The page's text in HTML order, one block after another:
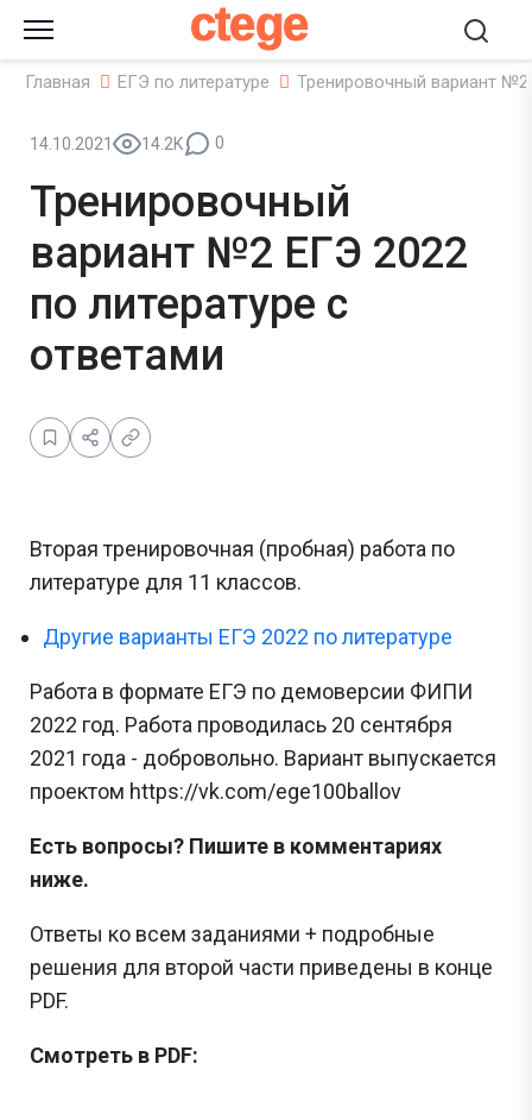
ctege
Главная ЕГЭ по литературе Тренировочный вариант №2
14.10.2021 14.2K 0
Тренировочный
вариант №2 ЕГЭ 2022
по литературе с
ответами
Вторая тренировочная (пробная) работа по
литературе для 11 классов.
Другие варианты ЕГЭ 2022 по литературе
Работа в формате ЕГЭ по демоверсии ФИПИ
2022 год. Работа проводилась 20 сентября
2021 года - добровольно. Вариант выпускается
проектом https://vk.com/ege100ballov
Есть вопросы? Пишите в комментариях
ниже.
Ответы ко всем заданиями + подробные
решения для второй части приведены в конце
PDF.
Смотреть в PDF: